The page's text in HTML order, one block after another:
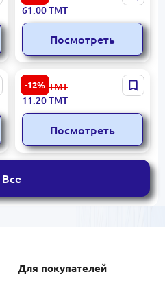
подвесная панель 140x6
см 0.84 м2
61.00ТМТ
Посмотреть
-12%
gork-454 | Декоративный
элемент 140x5,5 см
12.80 ТМТ
11.20ТМТ
Посмотреть
Все
Для покупателей